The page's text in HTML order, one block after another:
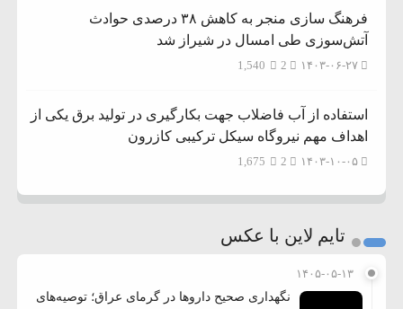
فرهنگ سازی منجر به کاهش ۳۸ درصدی حوادث
آتش‌سوزی طی امسال در شیراز شد
۱۴۰۳-۰۶-۲۷ 1,540
استفاده از آب فاضلاب جهت بکارگیری در تولید برق یکی از
اهداف مهم نیروگاه سیکل ترکیبی کازرون
۱۴۰۳-۱۰-۰۵ 1,675
تایم لاین با عکس
۱۴۰۵-۰۵-۱۳
نگهداری صحیح داروها در گرمای عراق؛ توصیه‌های